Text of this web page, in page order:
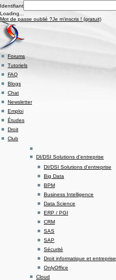
Identifiant
Loading...
Mot de passe oublié ?Je m'inscris ! (gratuit)
Forums
Tutoriels
FAQ
Blogs
Chat
Newsletter
Emploi
Études
Droit
Club
DI/DSI Solutions d'entreprise
DI/DSI Solutions d'entreprise
Big Data
BPM
Business Intelligence
Data Science
ERP / PGI
CRM
SAS
SAP
Sécurité
Droit informatique et entreprise
OnlyOffice
Cloud